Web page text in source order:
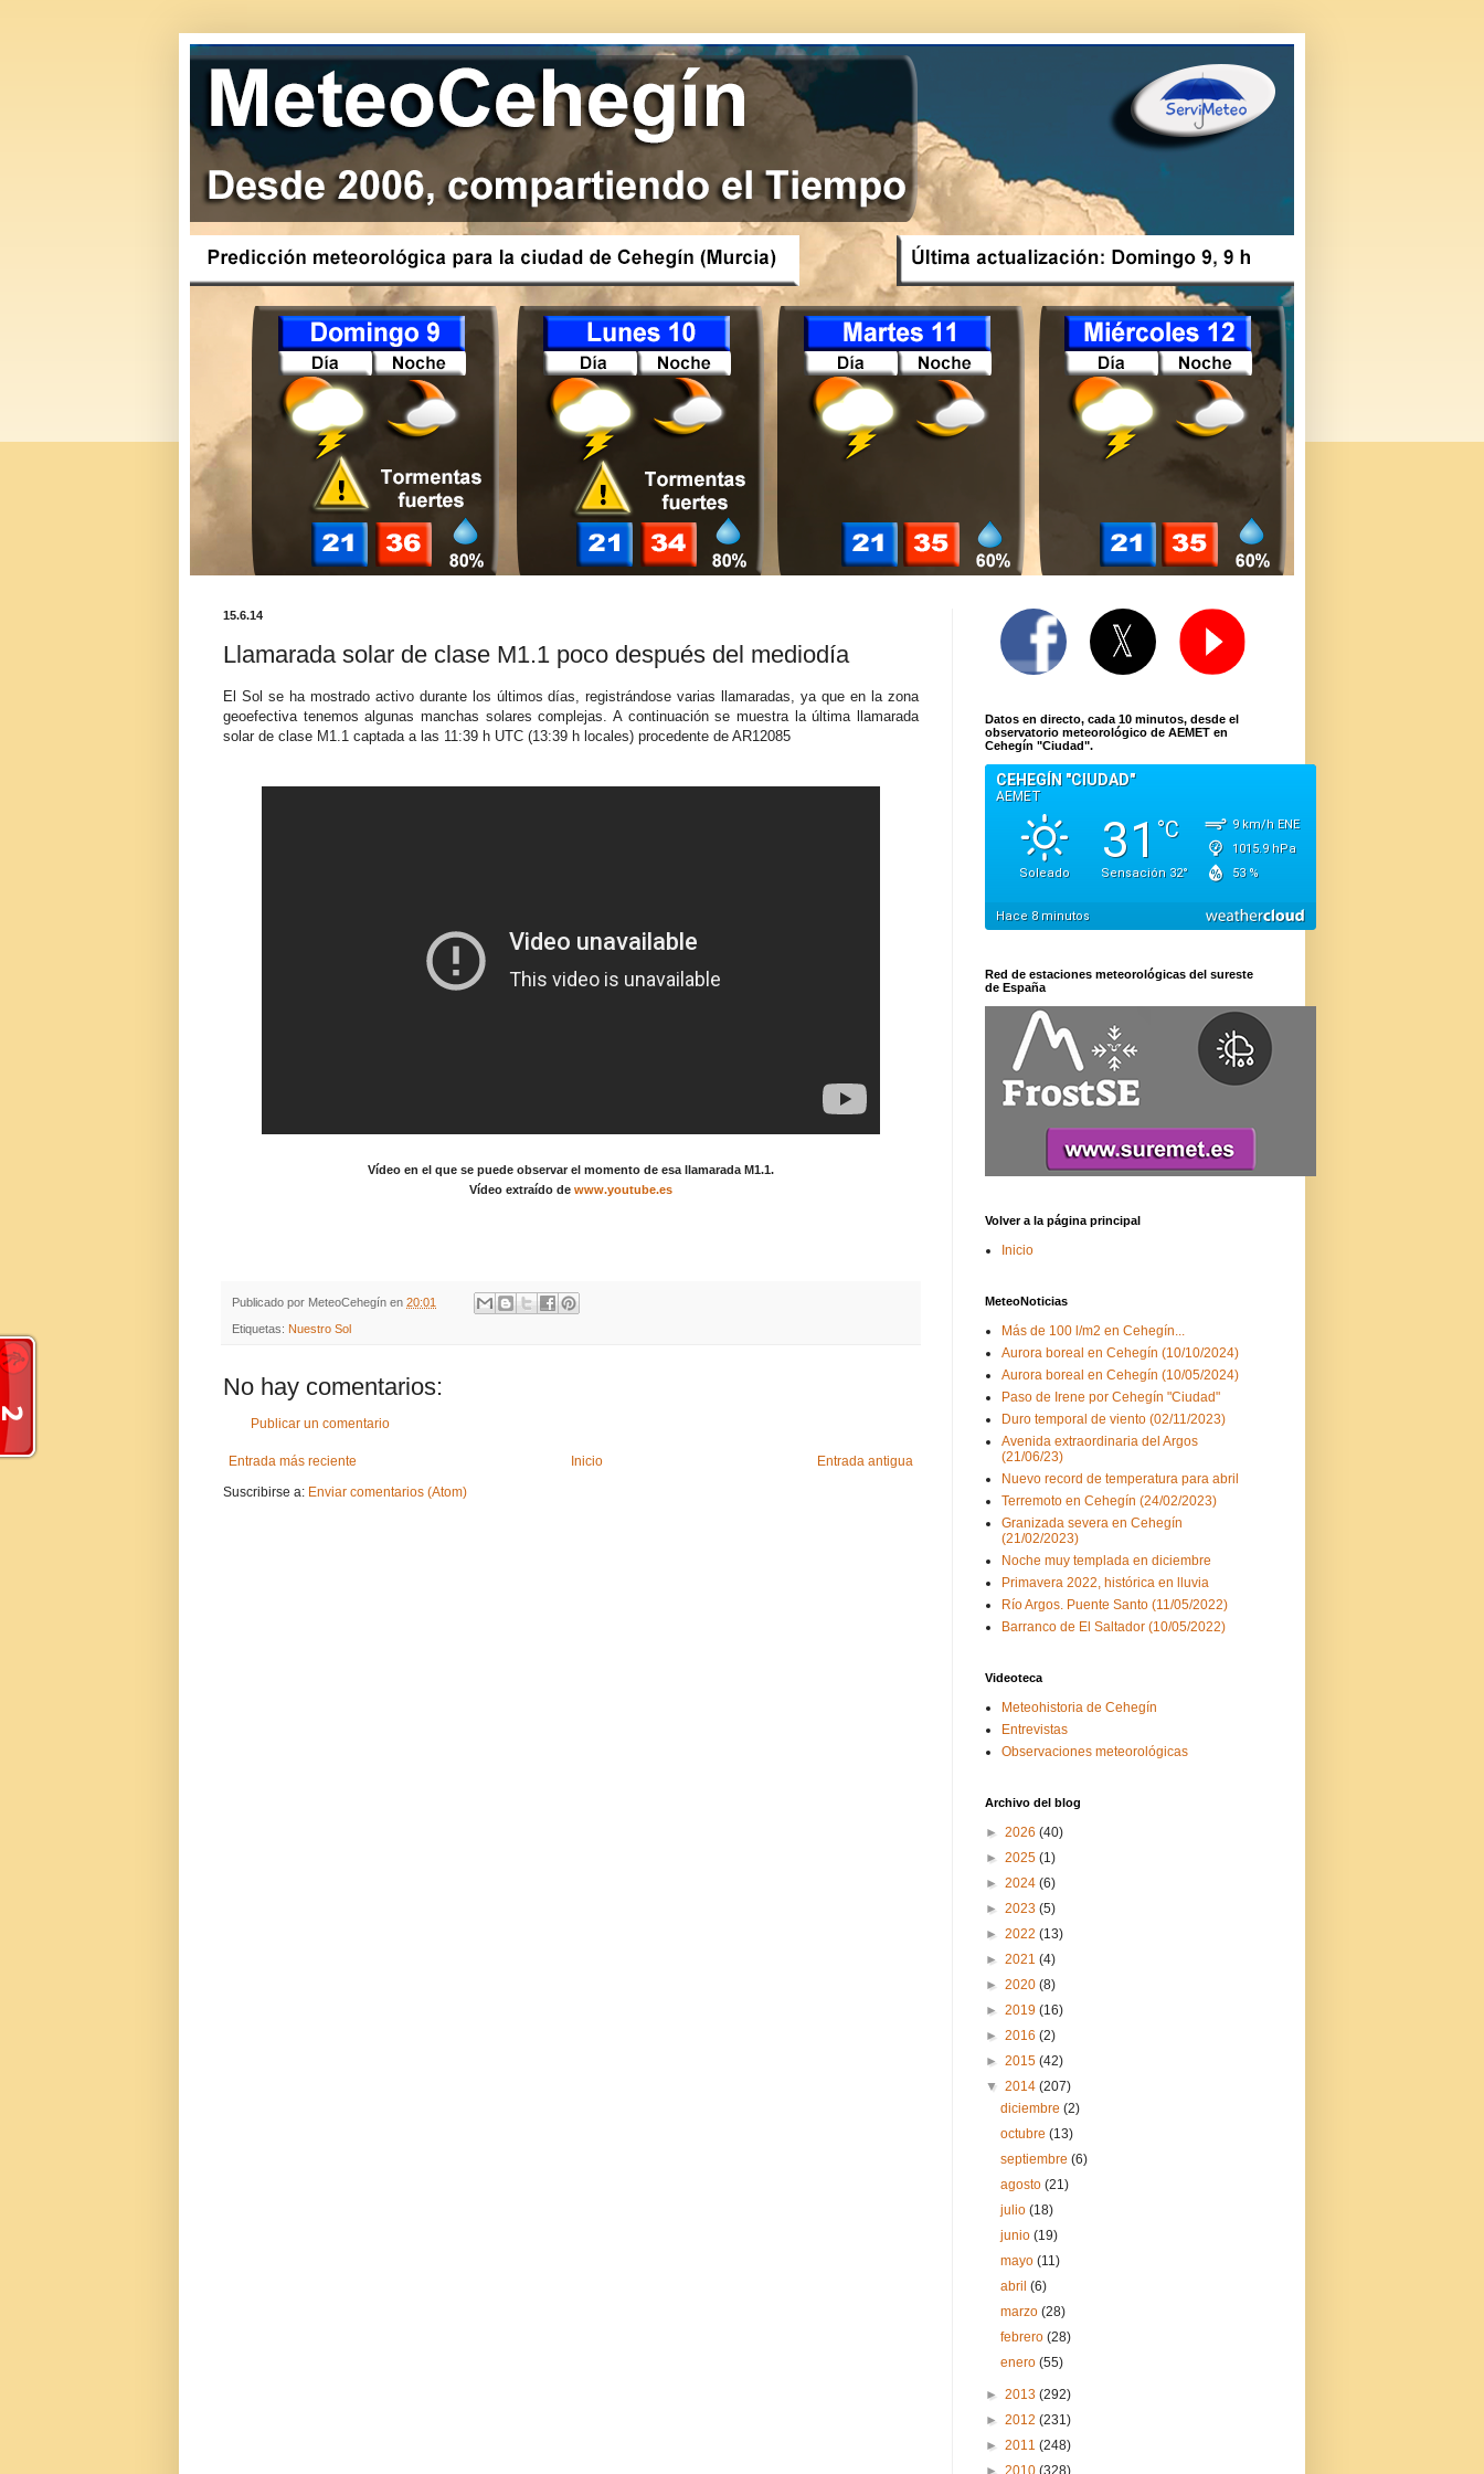
15.6.14
Llamarada solar de clase M1.1 poco después del mediodía
El Sol se ha mostrado activo durante los últimos días, registrándose varias llamaradas, ya que en la zona
geoefectiva tenemos algunas manchas solares complejas. A continuación se muestra la última llamarada
solar de clase M1.1 captada a las 11:39 h UTC (13:39 h locales) procedente de AR12085
Vídeo en el que se puede observar el momento de esa llamarada M1.1.
Vídeo extraído de www.youtube.es
Publicado por MeteoCehegín en 20:01
Etiquetas: Nuestro Sol
No hay comentarios:
Publicar un comentario
Entrada más reciente Entrada antigua
Inicio
Suscribirse a: Enviar comentarios (Atom)
Datos en directo, cada 10 minutos, desde el
observatorio meteorológico de AEMET en
Cehegín "Ciudad".
Red de estaciones meteorológicas del sureste
de España
Volver a la página principal
Inicio
MeteoNoticias
Más de 100 l/m2 en Cehegín...
Aurora boreal en Cehegín (10/10/2024)
Aurora boreal en Cehegín (10/05/2024)
Paso de Irene por Cehegín "Ciudad"
Duro temporal de viento (02/11/2023)
Avenida extraordinaria del Argos
(21/06/23)
Nuevo record de temperatura para abril
Terremoto en Cehegín (24/02/2023)
Granizada severa en Cehegín
(21/02/2023)
Noche muy templada en diciembre
Primavera 2022, histórica en lluvia
Río Argos. Puente Santo (11/05/2022)
Barranco de El Saltador (10/05/2022)
Videoteca
Meteohistoria de Cehegín
Entrevistas
Observaciones meteorológicas
Archivo del blog
► 2026 (40)
► 2025 (1)
► 2024 (6)
► 2023 (5)
► 2022 (13)
► 2021 (4)
► 2020 (8)
► 2019 (16)
► 2016 (2)
► 2015 (42)
▼ 2014 (207)
diciembre(2)
octubre(13)
septiembre(6)
agosto(21)
julio(18)
junio(19)
mayo(11)
abril(6)
marzo(28)
febrero(28)
enero(55)
► 2013 (292)
► 2012 (231)
► 2011 (248)
► 2010 (328)